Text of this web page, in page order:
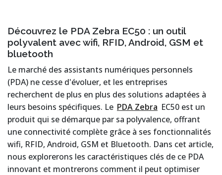
Découvrez le PDA Zebra EC50 : un outil
polyvalent avec wifi, RFID, Android, GSM et
bluetooth
Le marché des assistants numériques personnels
(PDA) ne cesse d'évoluer, et les entreprises
recherchent de plus en plus des solutions adaptées à
leurs besoins spécifiques. Le PDA Zebra EC50 est un
produit qui se démarque par sa polyvalence, offrant
une connectivité complète grâce à ses fonctionnalités
wifi, RFID, Android, GSM et Bluetooth. Dans cet article,
nous explorerons les caractéristiques clés de ce PDA
innovant et montrerons comment il peut optimiser